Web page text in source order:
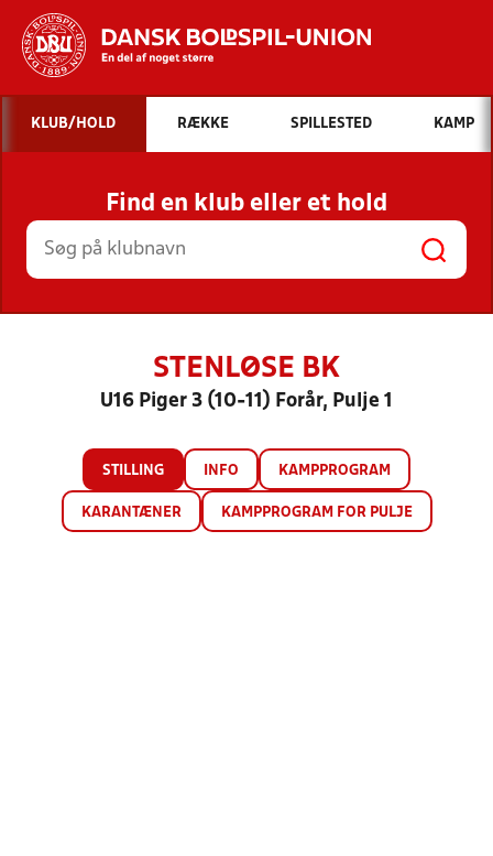
Hvad vil du søge efter?
INDHOLD OG NYHEDER
STILLINGER, RESULTATER, KLUBBER OG
HOLD
KLUB/HOLD RÆKKE SPILLESTED KAMP
Find en klub eller et hold
STENLØSE BK
U16 Piger 3 (10-11) Forår, Pulje 1
STILLING INFO KAMPPROGRAM
KARANTÆNER KAMPPROGRAM FOR PULJE